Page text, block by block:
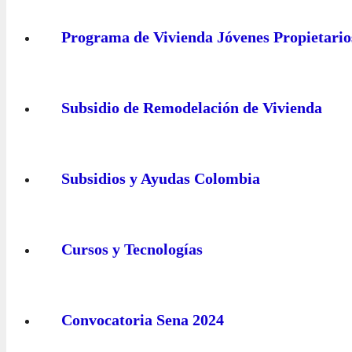
Programa de Vivienda Jóvenes
Subsidio de Remodelación de Vivienda
Subsidios y Ayudas Colombia
Cursos y Tecnologías
Convocatoria Sena 2024